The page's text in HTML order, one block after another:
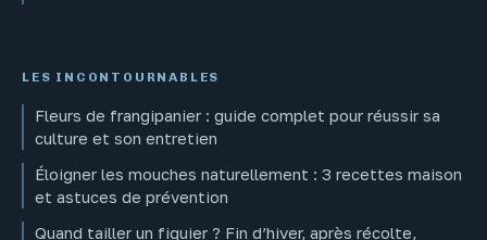
LES INCONTOURNABLES
Fleurs de frangipanier : guide complet pour réussir sa
culture et son entretien
Éloigner les mouches naturellement : 3 recettes maison
et astuces de prévention
Quand tailler un figuier ? Fin d’hiver, après récolte,